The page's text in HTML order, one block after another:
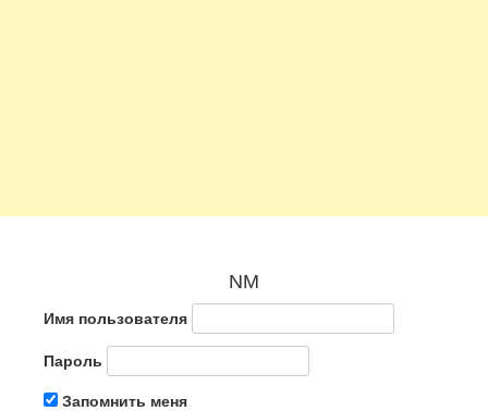
NM
Имя пользователя
Пароль
Запомнить меня